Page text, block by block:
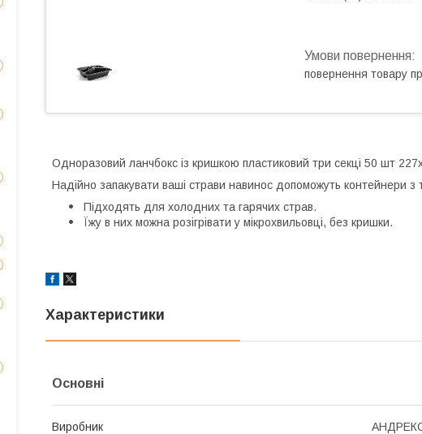
повернення товару
Одноразовий ланчбокс із кришкою пластиковий три секці 50 шт
Надійно запакувати ваші страви навинос допоможуть контейнери з
Підходять для холодних та гарячих страв.
Їжу в них можна розігрівати у мікрохвильовці, без кришки.
Характеристики
Основні
Виробник